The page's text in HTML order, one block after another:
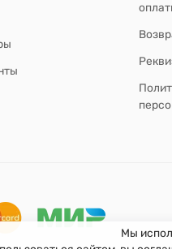
Мы